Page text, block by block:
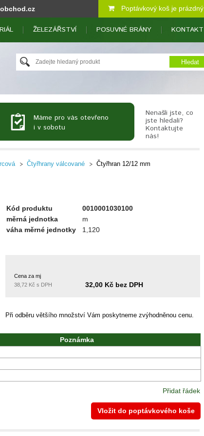
Poptávkový koš je prázdný
ŽELEZÁŘSTVÍ POSUVNÉ BRÁNY KONTAKT
Máme pro vás otevřeno
i v sobotu
Nenašli jste, co
jste hledali?
Kontaktujte
nás!
Čtyřhrany válcované Čtyřhran 12/12 mm
Kód produktu
0010001030100
měrná jednotka
m
váha měrné jednotky
1,120
Cena za mj
38,72 Kč s DPH
32,00 Kč bez DPH
Při odběru většího množství Vám poskytneme zvýhodněnou cenu.
Poznámka
Přidat řádek
Vložit do poptávkového koše